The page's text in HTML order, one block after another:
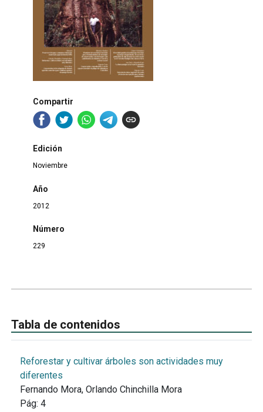
Compartir
Edición
Noviembre
Año
2012
Número
229
Tabla de contenidos
Reforestar y cultivar árboles son actividades muy
diferentes
Fernando Mora, Orlando Chinchilla Mora
Pág: 4